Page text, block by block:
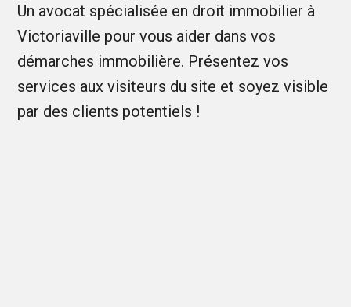
Un avocat spécialisée en droit immobilier à
Victoriaville pour vous aider dans vos
démarches immobilière. Présentez vos
services aux visiteurs du site et soyez visible
par des clients potentiels !